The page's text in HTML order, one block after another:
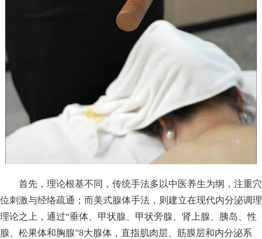
首先，理论根基不同，传统手法多以中医养生为纲，注重穴
位刺激与经络疏通；而美式腺体手法，则建立在现代内分泌调理
理论之上，通过“垂体、甲状腺、甲状旁腺、肾上腺、胰岛、性
腺、松果体和胸腺”8大腺体，直指肌肉层、筋膜层和内分泌系